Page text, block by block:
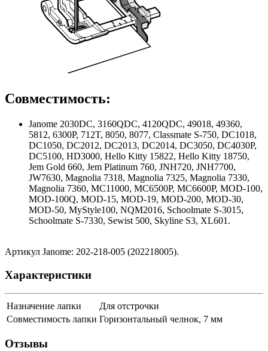
Совместимость:
Janome 2030DC, 3160QDC, 4120QDC, 49018, 49360,
5812, 6300P, 712T, 8050, 8077, Classmate S-750, DC1018,
DC1050, DC2012, DC2013, DC2014, DC3050, DC4030P,
DC5100, HD3000, Hello Kitty 15822, Hello Kitty 18750,
Jem Gold 660, Jem Platinum 760, JNH720, JNH7700,
JW7630, Magnolia 7318, Magnolia 7325, Magnolia 7330,
Magnolia 7360, MC11000, MC6500P, MC6600P, MOD-100,
MOD-100Q, MOD-15, MOD-19, MOD-200, MOD-30,
MOD-50, MyStyle100, NQM2016, Schoolmate S-3015,
Schoolmate S-7330, Sewist 500, Skyline S3, XL601.
Артикул Janome: 202-218-005 (202218005).
Характеристики
Назначение лапки
Для отстрочки
Совместимость лапки Горизонтальный челнок, 7 мм
Отзывы